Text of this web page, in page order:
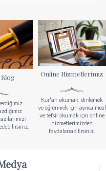
Online Hizmetlerimiz
Kur'an okumak, dinlemek
ve öğrenmek için ayrıca meal
ve tefsir okumak için online
hizmetlerimizden
faydalanabilirsiniz.